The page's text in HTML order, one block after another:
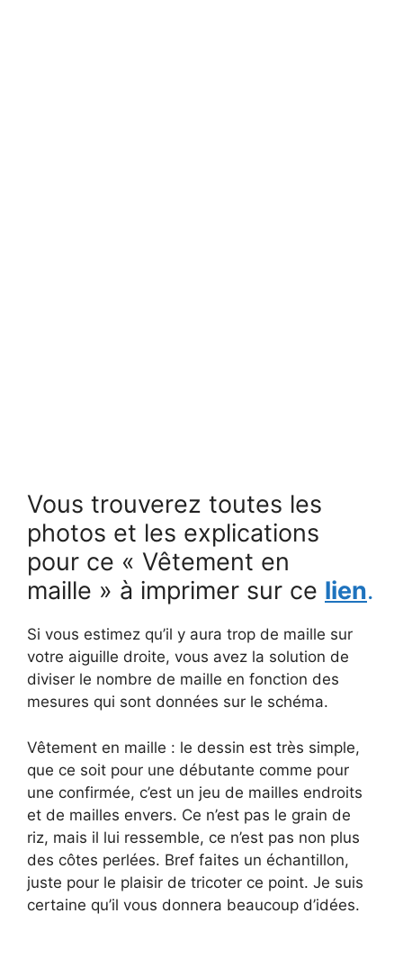
Vous trouverez toutes les
photos et les explications
pour ce « Vêtement en
maille » à imprimer sur ce lien.
Si vous estimez qu’il y aura trop de maille sur
votre aiguille droite, vous avez la solution de
diviser le nombre de maille en fonction des
mesures qui sont données sur le schéma.
Vêtement en maille : le dessin est très simple,
que ce soit pour une débutante comme pour
une confirmée, c’est un jeu de mailles endroits
et de mailles envers. Ce n’est pas le grain de
riz, mais il lui ressemble, ce n’est pas non plus
des côtes perlées. Bref faites un échantillon,
juste pour le plaisir de tricoter ce point. Je suis
certaine qu’il vous donnera beaucoup d’idées.